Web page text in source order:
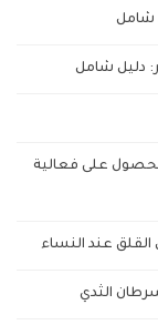
شامل
دليل شامل
على فعالية
القلق عند النساء
الثدي